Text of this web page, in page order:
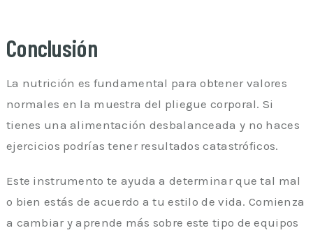
Conclusión
La nutrición es fundamental para obtener valores
normales en la muestra del pliegue corporal. Si
tienes una alimentación desbalanceada y no haces
ejercicios podrías tener resultados catastróficos.
Este instrumento te ayuda a determinar que tal mal
o bien estás de acuerdo a tu estilo de vida. Comienza
a cambiar y aprende más sobre este tipo de equipos